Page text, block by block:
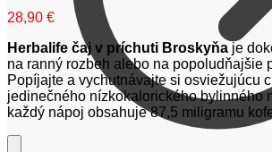
28,90 €
Herbalife čaj v príchuti Broskyňa je
na ranný rozbeh alebo na popoludňajšie
Popíjajte a vychutnávajte si osviežujúcu
jedinečného nízkokalorického bylinného
každý nápoj obsahuje 87,5 miligramu